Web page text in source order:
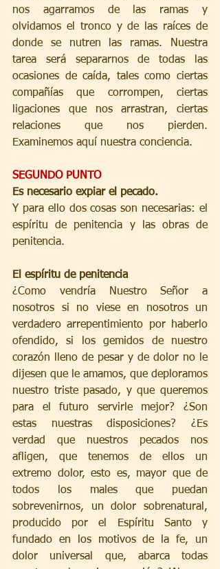
nos agarramos de las ramas y
olvidamos el tronco y de las raíces de
donde se nutren las ramas. Nuestra
tarea será separarnos de todas las
ocasiones de caída, tales como ciertas
compañías que corrompen, ciertas
ligaciones que nos arrastran, ciertas
relaciones que nos pierden.
Examinemos aquí nuestra conciencia.
SEGUNDO PUNTO
Es necesario expiar el pecado.
Y para ello dos cosas son necesarias: el
espíritu de penitencia y las obras de
penitencia.
El espíritu de penitencia
¿Como vendría Nuestro Señor a
nosotros si no viese en nosotros un
verdadero arrepentimiento por haberlo
ofendido, si los gemidos de nuestro
corazón lleno de pesar y de dolor no le
dijesen que le amamos, que deploramos
nuestro triste pasado, y que queremos
para el futuro servirle mejor? ¿Son
estas nuestras disposiciones? ¿Es
verdad que nuestros pecados nos
afligen, que tenemos de ellos un
extremo dolor, esto es, mayor que de
todos los males que puedan
sobrevenirnos, un dolor sobrenatural,
producido por el Espíritu Santo y
fundado en los motivos de la fe, un
dolor universal que, abarca todas